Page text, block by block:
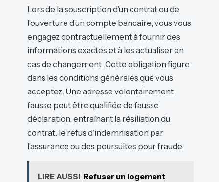
Lors de la souscription d’un contrat ou de
l’ouverture d’un compte bancaire, vous vous
engagez contractuellement à fournir des
informations exactes et à les actualiser en
cas de changement. Cette obligation figure
dans les conditions générales que vous
acceptez. Une adresse volontairement
fausse peut être qualifiée de fausse
déclaration, entraînant la résiliation du
contrat, le refus d’indemnisation par
l’assurance ou des poursuites pour fraude.
LIRE AUSSI Refuser un logement